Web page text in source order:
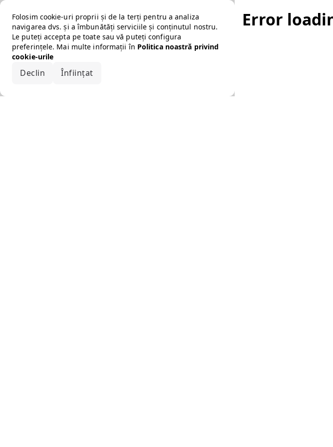
Folosim cookie-uri proprii și de la terți pentru a analiza
navigarea dvs. și a îmbunătăți serviciile și conținutul nostru.
Le puteți accepta pe toate sau vă puteți configura
preferințele. Mai multe informații în Politica noastră privind
cookie-urile
Declin Înființat
Error